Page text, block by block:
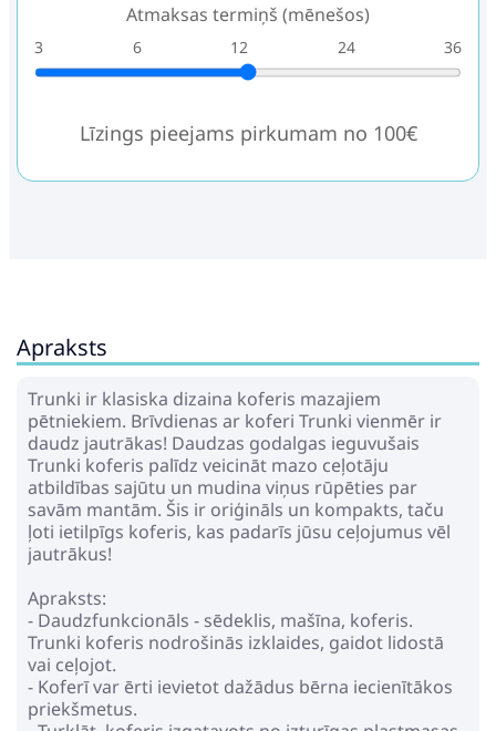
Atmaksas termiņš (mēnešos)
3 6 12 24 36
Līzings pieejams pirkumam no 100€
Apraksts
Trunki ir klasiska dizaina koferis mazajiem
pētniekiem. Brīvdienas ar koferi Trunki vienmēr ir
daudz jautrākas! Daudzas godalgas ieguvušais
Trunki koferis palīdz veicināt mazo ceļotāju
atbildības sajūtu un mudina viņus rūpēties par
savām mantām. Šis ir oriģināls un kompakts, taču
ļoti ietilpīgs koferis, kas padarīs jūsu ceļojumus vēl
jautrākus!
Apraksts:
- Daudzfunkcionāls - sēdeklis, mašīna, koferis.
Trunki koferis nodrošinās izklaides, gaidot lidostā
vai ceļojot.
- Koferī var ērti ievietot dažādus bērna iecienītākos
priekšmetus.